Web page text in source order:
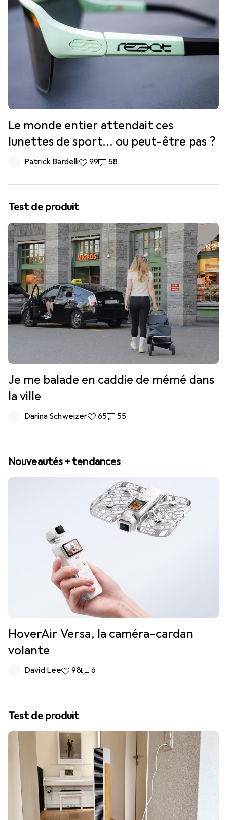
Le monde entier attendait ces
lunettes de sport… ou peut-être pas ?
Patrick Bardelli99 likes
9958 commentaires
58
Test de produit
Je me balade en caddie de mémé dans
la ville
Darina Schweizer65 likes
6555 commentaires
55
Nouveautés + tendances
HoverAir Versa, la caméra-cardan
volante
David Lee98 likes
986 commentaires
6
Test de produit